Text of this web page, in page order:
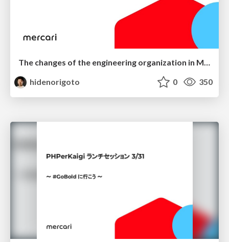
The changes of the engineering organization in Mercari - from the view of an engineering manager -
hidenorigoto
0 350